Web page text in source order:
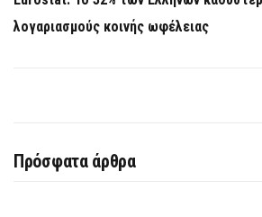
λογαριασμούς κοινής ωφέλειας
Πρόσφατα άρθρα